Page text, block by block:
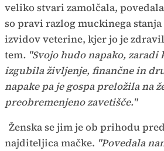
veliko stvari zamolčala,
so pravi razlog muckinega
izvidov veterine, kjer jo je
tem. "Svojo hudo napako, zaradi
izgubila življenje, finančne in
napake pa je gospa preložila na
preobremenjeno zavetišče."
Ženska se jim je ob prihodu
najditeljica mačke. "Povedala